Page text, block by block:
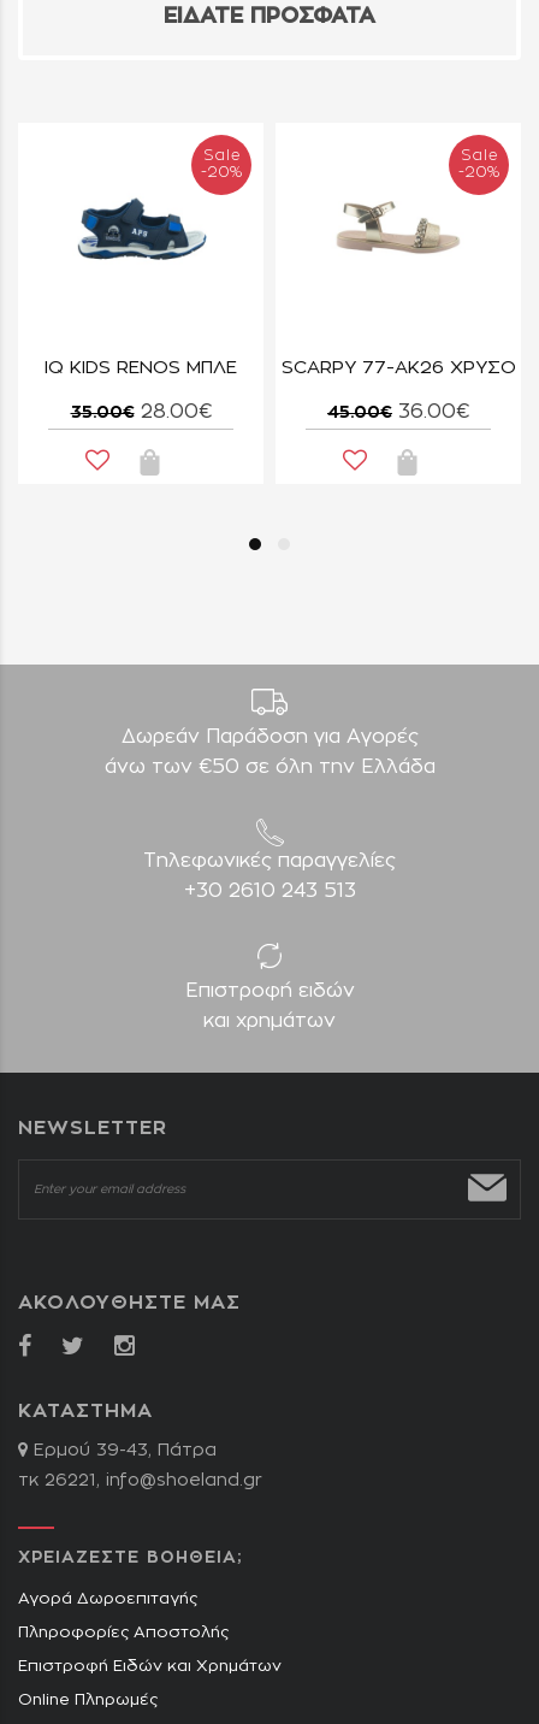
ΕΙΔΑΤΕ ΠΡΟΣΦΑΤΑ
Sale
-20%
IQ KIDS RENOS ΜΠΛΕ
35.00€ 28.00€
Sale
-20%
SCARPY 77-ΑΚ26 ΧΡΥΣΟ
45.00€ 36.00€
Δωρεάν Παράδοση για Aγορές
άνω των €50 σε όλη την Ελλάδα
Τηλεφωνικές παραγγελίες
+30 2610 243 513
Επιστροφή ειδών
και χρημάτων
NEWSLETTER
ΑΚΟΛΟΥΘΗΣΤΕ ΜΑΣ
ΚΑΤΑΣΤΗΜΑ
Ερμού 39-43, Πάτρα
τκ 26221, info@shoeland.gr
ΧΡΕΙΑΖΕΣΤΕ ΒΟΗΘΕΙΑ;
Αγορά Δωροεπιταγής
Πληροφορίες Αποστολής
Επιστροφή Ειδών και Χρημάτων
Online Πληρωμές